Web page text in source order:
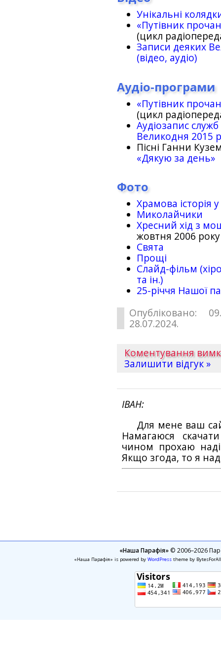
Унікальні
«Путівник
(цикл
Записи деяких
(відео, аудіо)
Аудіо-програми
«Путівник
(цикл
Аудіозапис
Великодня 2015
Пісні Ганни
«Дякую за день»
Фото
Храмова історія
Миколайчики
Хресний хід з
жовтня 2006 року
Свята
Прощі
Слайд-фільм
та ін.)
25-рiччя Нашої
Опубліковано:
28.07.2024.
Коментування
Залишити відгук »
ІВАН
Для мене ваш
Намагаюся
чином прохаю
Якщо згода, то я
«Наша Парафія»© 2006–2026
«Наша Парафія» is powered by WordPresstheme by